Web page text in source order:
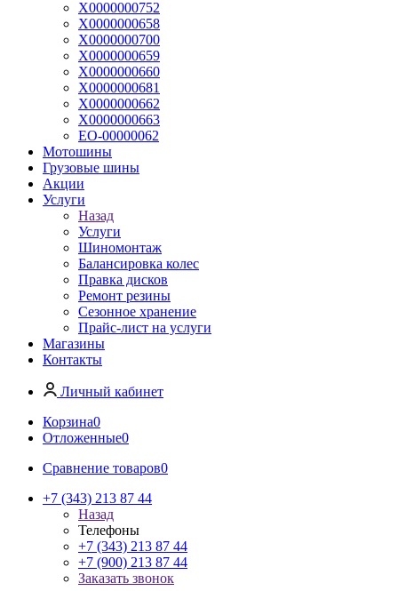
Х0000000752
Х0000000658
Х0000000700
Х0000000659
Х0000000660
Х0000000681
Х0000000662
Х0000000663
ЕО-00000062
Мотошины
Грузовые шины
Акции
Услуги
Назад
Услуги
Шиномонтаж
Балансировка колес
Правка дисков
Ремонт резины
Сезонное хранение
Прайс-лист на услуги
Магазины
Контакты
Личный кабинет
Корзина0
Отложенные0
Сравнение товаров0
+7 (343) 213 87 44
Назад
Телефоны
+7 (343) 213 87 44
+7 (900) 213 87 44
Заказать звонок